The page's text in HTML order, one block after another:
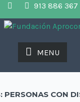
913 886 367
MENU
PERSONAS CON